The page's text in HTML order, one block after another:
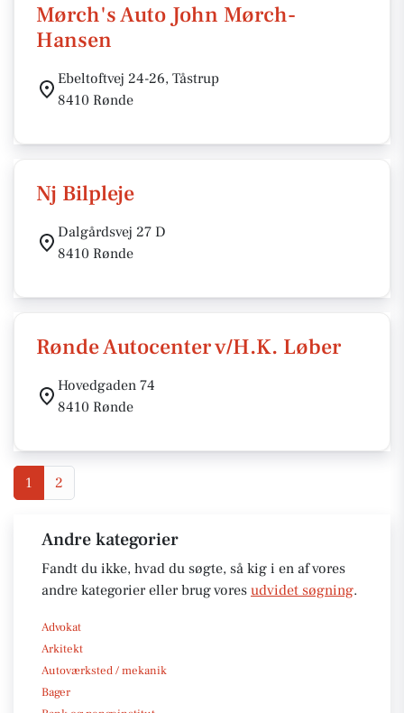
Mørch's Auto John Mørch-
Hansen
Ebeltoftvej 24-26, Tåstrup
8410 Rønde
Nj Bilpleje
Dalgårdsvej 27 D
8410 Rønde
Rønde Autocenter v/H.K. Løber
Hovedgaden 74
8410 Rønde
1 2
Andre kategorier
Fandt du ikke, hvad du søgte, så kig i en af vores
andre kategorier eller brug vores udvidet søgning.
Advokat
Arkitekt
Autoværksted / mekanik
Bager